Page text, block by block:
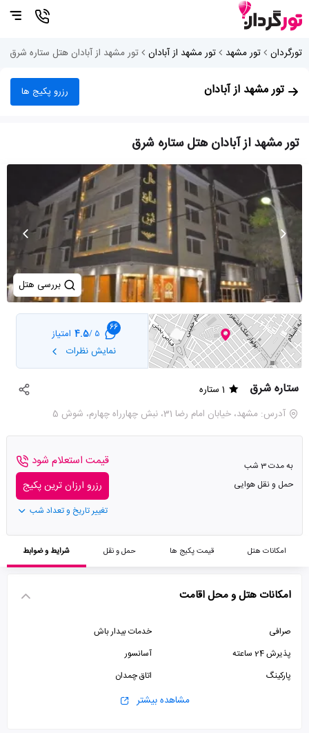
تورگردان تور مشهد تور مشهد از آبادان تور مشهد از آبادان هتل ستاره شرق
تور مشهد از آبادان رزرو پکیج ها
تور مشهد از آبادان هتل ستاره شرق
بررسی هتل
66
5 /
4.5 امتیاز
نمایش نظرات
ستاره شرق
1 ستاره
آدرس: مشهد، خیابان امام رضا 31، نبش چهارراه چهارم، شوش 5
به مدت 3 شب
حمل و نقل هوایی
قیمت استعلام شود
رزرو ارزان ترین پکیج
تغییر تاریخ و تعداد شب
امکانات هتل قیمت پکیج ها حمل و نقل شرایط و ضوابط
امکانات هتل و محل اقامت
صرافی
خدمات بیدار باش
پذیرش 24 ساعته
آسانسور
پارکینگ
اتاق چمدان
مشاهده بیشتر